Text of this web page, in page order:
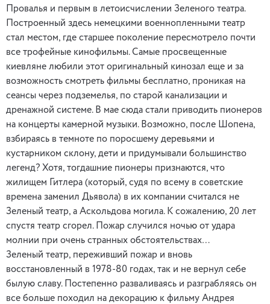
Провалья и первым в летоисчислении Зеленого театра.
Построенный здесь немецкими военнопленными театр
стал местом, где старшее поколение пересмотрело почти
все трофейные кинофильмы. Самые просвещенные
киевляне любили этот оригинальный кинозал еще и за
возможность смотреть фильмы бесплатно, проникая на
сеансы через подземелья, по старой канализации и
дренажной системе. В мае сюда стали приводить пионеров
на концерты камерной музыки. Возможно, после Шопена,
взбираясь в темноте по поросшему деревьями и
кустарником склону, дети и придумывали большинство
легенд? Хотя, тогдашние пионеры признаются, что
жилищем Гитлера (который, судя по всему в советские
времена заменил Дьявола) в их компании считался не
Зеленый театр, а Аскольдова могила. К сожалению, 20 лет
спустя театр сгорел. Пожар случился ночью от удара
молнии при очень странных обстоятельствах…
Зеленый театр, переживший пожар и вновь
восстановленный в 1978-80 годах, так и не вернул себе
былую славу. Постепенно разваливаясь и разграбляясь он
все больше походил на декорацию к фильму Андрея